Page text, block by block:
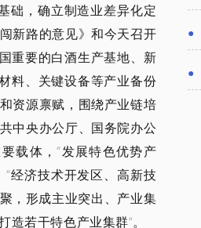
础，确立制造业差异化定
新路的意见》和今天召开
重要的白酒生产基地、新
料、关键设备等产业备份
资源禀赋，围绕产业链培
中央办公厅、国务院办公
载体，“发展特色优势产
经济技术开发区、高新技
，形成主业突出、产业集
若干特色产业集群”。
●
●